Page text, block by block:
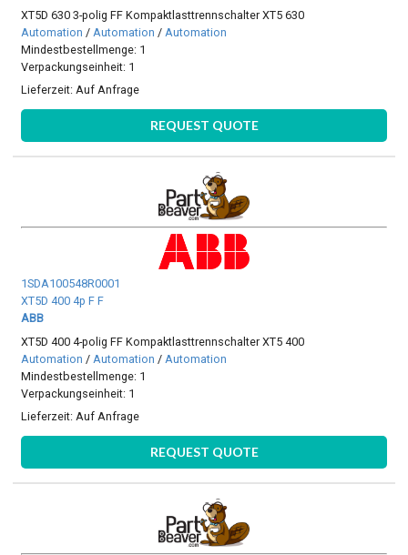
XT5D 630 3-polig FF Kompaktlasttrennschalter XT5 630
Automation / Automation / Automation
Mindestbestellmenge: 1
Verpackungseinheit: 1
Lieferzeit: Auf Anfrage
REQUEST QUOTE
1SDA100548R0001
XT5D 400 4p F F
ABB
XT5D 400 4-polig FF Kompaktlasttrennschalter XT5 400
Automation / Automation / Automation
Mindestbestellmenge: 1
Verpackungseinheit: 1
Lieferzeit: Auf Anfrage
REQUEST QUOTE